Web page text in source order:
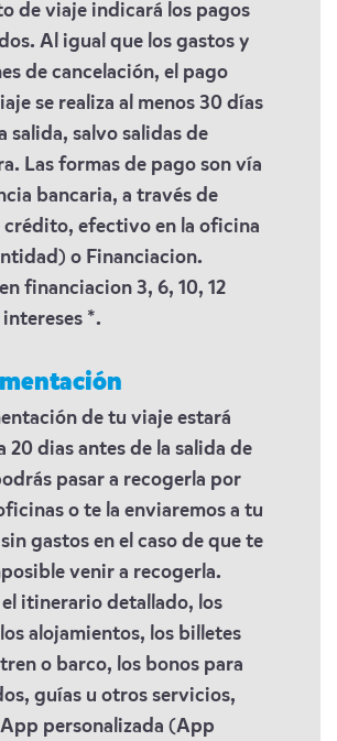
de viaje indicará los pagos
Al igual que los gastos y
de cancelación, el pago
se realiza al menos 30 días
salida, salvo salidas de
Las formas de pago son vía
bancaria, a través de
efectivo en la oficina
o Financiacion.
financiacion 3, 6, 10, 12
intereses *.
de tu viaje estará
20 dias antes de la salida de
pasar a recogerla por
o te la enviaremos a tu
gastos en el caso de que te
venir a recogerla.
el itinerario detallado, los
alojamientos, los billetes
o barco, los bonos para
guías u otros servicios,
personalizada (App